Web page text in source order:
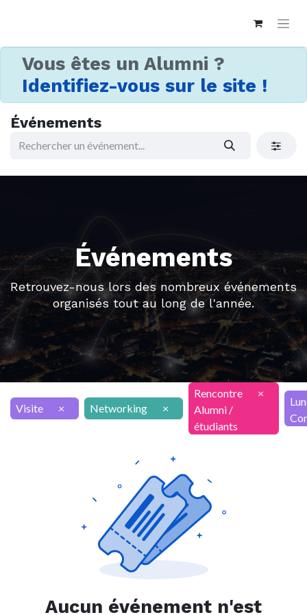
Vous êtes un Alumni ?
Identifiez-vous sur le site !
Événements
Événements
Retrouvez-nous lors des nombreux événements
organisés tout au long de l'année.
Visite × Networking ×
Rencontre
Alumni /
étudiants
×
Aucun événement n'est